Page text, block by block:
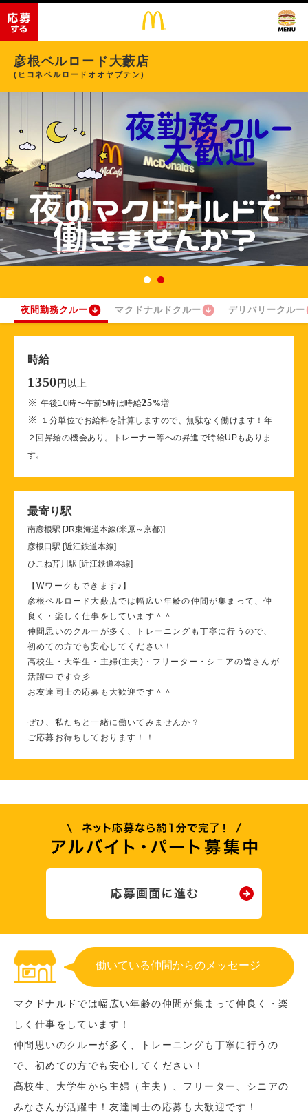
彦根ベルロード大藪店
(ヒコネベルロードオオヤブテン)
夜間勤務クルー マクドナルドクルー デリバリークルー
時給
1350 円 以上
※午後10時〜午前5時は時給25%増
※
１分単位でお給料を計算しますので、無駄なく働けます！年
２回昇給の機会あり。トレーナー等への昇進で時給UPもありま
す。
最寄り駅
南彦根駅 [JR東海道本線(米原～京都)]
彦根口駅 [近江鉄道本線]
ひこね芹川駅 [近江鉄道本線]
【Wワークもできます♪】
彦根ベルロード大藪店では幅広い年齢の仲間が集まって、仲
良く・楽しく仕事をしています＾＾
仲間思いのクルーが多く、トレーニングも丁寧に行うので、
初めての方でも安心してください！
高校生・大学生・主婦(主夫)・フリーター・シニアの皆さんが
活躍中です☆彡
お友達同士の応募も大歓迎です＾＾
ぜひ、私たちと一緒に働いてみませんか？
ご応募お待ちしております！！
働いている仲間からのメッセージ
マクドナルドでは幅広い年齢の仲間が集まって仲良く・楽
しく仕事をしています！
仲間思いのクルーが多く、トレーニングも丁寧に行うの
で、初めての方でも安心してください！
高校生、大学生から主婦（主夫）、フリーター、シニアの
みなさんが活躍中！友達同士の応募も大歓迎です！